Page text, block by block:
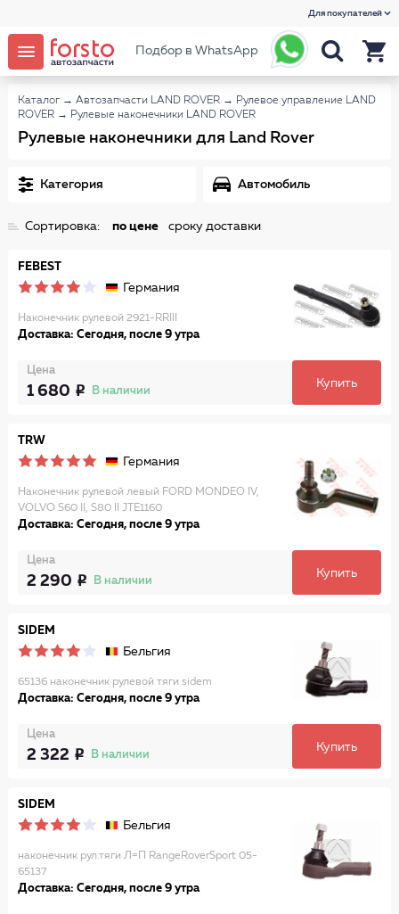
Для покупателей
Подбор в WhatsApp
Каталог → Автозапчасти LAND ROVER → Рулевое управление LAND
ROVER → Рулевые наконечники LAND ROVER
Рулевые наконечники для Land Rover
Категория Автомобиль
Сортировка: по цене сроку доставки
FEBEST
Германия
Наконечник рулевой 2921-RRIII
Доставка: Сегодня, после 9 утра
Цена
1 680 В наличии
Купить
TRW
Германия
Наконечник рулевой левый FORD MONDEO IV,
VOLVO S60 II, S80 II JTE1160
Доставка: Сегодня, после 9 утра
Цена
2 290 В наличии
Купить
SIDEM
Бельгия
65136 наконечник рулевой тяги sidem
Доставка: Сегодня, после 9 утра
Цена
2 322 В наличии
Купить
SIDEM
Бельгия
наконечник рул.тяги Л=П RangeRoverSport 05-
65137
Доставка: Сегодня, после 9 утра